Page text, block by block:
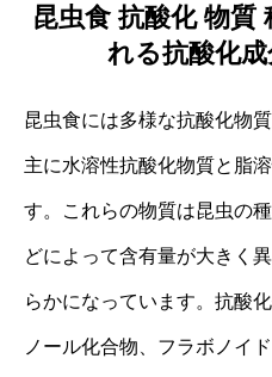
昆虫食 抗酸化 物質
れる抗酸化
昆虫食には多様な抗酸化物
主に水溶性抗酸化物質と脂
す。これらの物質は昆虫の
どによって含有量が大きく
らかになっています。抗酸
ノール化合物、フラボノイ